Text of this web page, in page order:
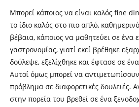
Μπορεί κάποιος να είναι καλός fine
το ίδιο καλός στο πιο απλό,
βέβαια, κάποιος να μαθητεύει σε ένα
γαστρονομίας, γιατί εκεί βρέθηκε
δούλεψε, εξελίχθηκε και έφτασε σε
Αυτοί όμως μπορεί να αντιμετωπίσουν
πρόβλημα σε διαφορετικές δουλειές.
στην πορεία του βρεθεί σε ένα